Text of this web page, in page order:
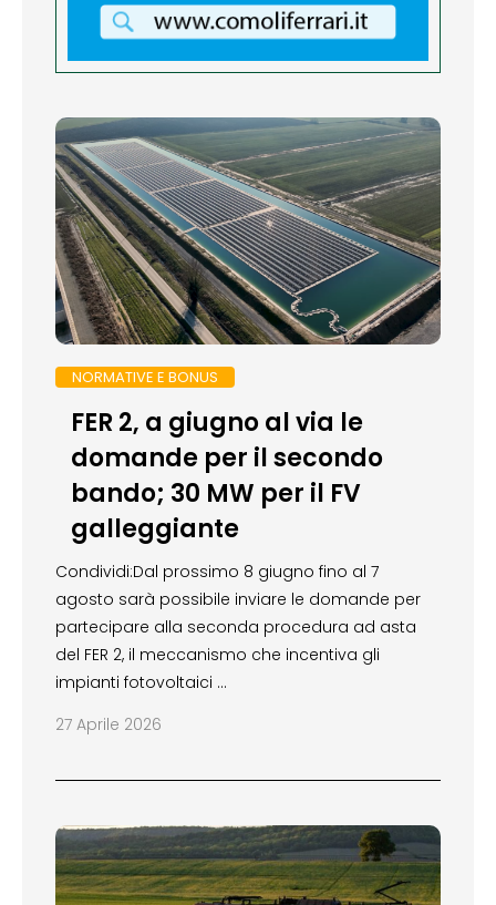
NORMATIVE E BONUS
FER 2, a giugno al via le
domande per il secondo
bando; 30 MW per il FV
galleggiante
Condividi:Dal prossimo 8 giugno fino al 7
agosto sarà possibile inviare le domande per
partecipare alla seconda procedura ad asta
del FER 2, il meccanismo che incentiva gli
impianti fotovoltaici …
27 Aprile 2026